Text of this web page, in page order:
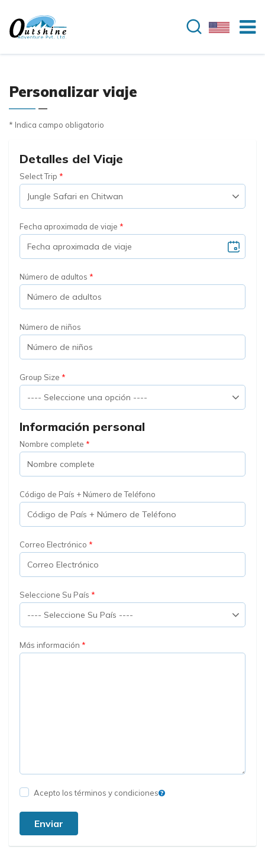
Personalizar viaje
* Indica campo obligatorio
Detalles del Viaje
Select Trip
Fecha aproximada de viaje
Número de adultos
Número de niños
Group Size
Información personal
Nombre complete
Código de País + Número de Teléfono
Correo Electrónico
Seleccione Su País
Más información
Acepto los términos y condiciones
Enviar